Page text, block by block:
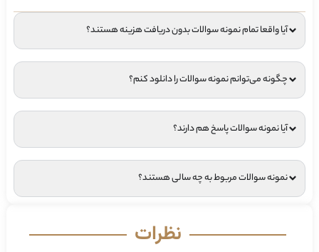
آیا واقعا تمام نمونه سوالات بدون دریافت هزینه هستند؟
چگونه می‌توانم نمونه سوالات را دانلود کنم؟
آیا نمونه سوالات پاسخ هم دارند؟
نمونه سوالات مربوط به چه سالی هستند؟
نظرات